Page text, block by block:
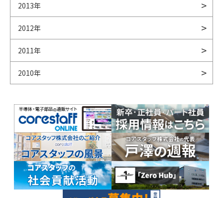
2013年
2012年
2011年
2010年